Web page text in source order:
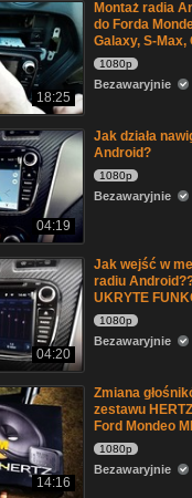
18:25
Montaż radia
do Forda
Galaxy, S-Max,
1080p
Bezawaryjnie
04:19
Jak działa
Android?
1080p
Bezawaryjnie
04:20
Jak wejść w
radiu
UKRYTE
1080p
Bezawaryjnie
14:16
Zmiana
zestawu
Ford Mondeo
1080p
Bezawaryjnie